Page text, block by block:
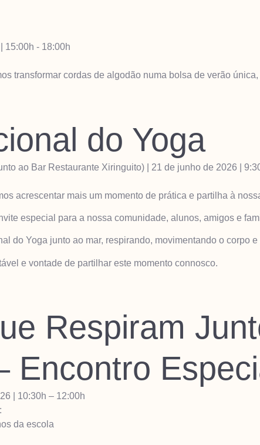
15:00h - 18:00h
transformar cordas de algodão numa bolsa de verão
do Yoga
ao Bar Restaurante Xiringuito) | 21 de junho de 2026 |
acrescentar mais um momento de prática e partilha à
especial para a nossa comunidade, alunos, amigos e
do Yoga junto ao mar, respirando, movimentando o corpo
e vontade de partilhar este momento connosco.
Respiram
Encontro
| 10:30h – 12:00h
da escola